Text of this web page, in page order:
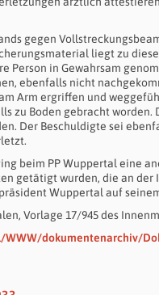
gegen
liegt zu
Person in Gewahrsam
ebenfalls nicht
Arm ergriffen und
zu Boden gebracht
Der Beschuldigte sei
beim PP Wuppertal eine
getätigt wurden, die an
Wuppertal auf
Vorlage 17/945 des
dokumentenarchiv/